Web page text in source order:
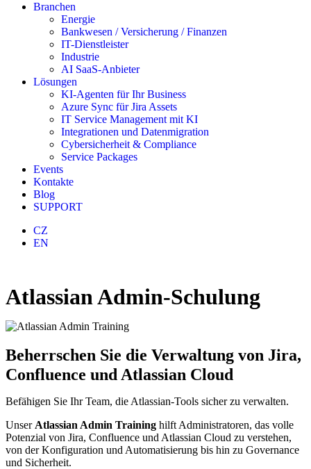
Branchen
Energie
Bankwesen / Versicherung / Finanzen
IT-Dienstleister
Industrie
AI SaaS-Anbieter
Lösungen
KI-Agenten für Ihr Business
Azure Sync für Jira Assets
IT Service Management mit KI
Integrationen und Datenmigration
Cybersicherheit & Compliance
Service Packages
Events
Kontakte
Blog
SUPPORT
CZ
EN
Atlassian Admin-Schulung
Beherrschen Sie die Verwaltung von Jira,
Confluence und Atlassian Cloud
Befähigen Sie Ihr Team, die Atlassian-Tools sicher zu verwalten.
Unser Atlassian Admin Training hilft Administratoren, das volle
Potenzial von Jira, Confluence und Atlassian Cloud zu verstehen,
von der Konfiguration und Automatisierung bis hin zu Governance
und Sicherheit.